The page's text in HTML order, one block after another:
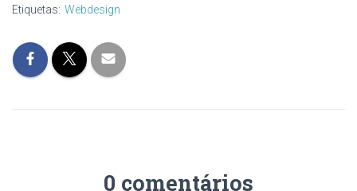
Etiquetas: Webdesign
0 comentários